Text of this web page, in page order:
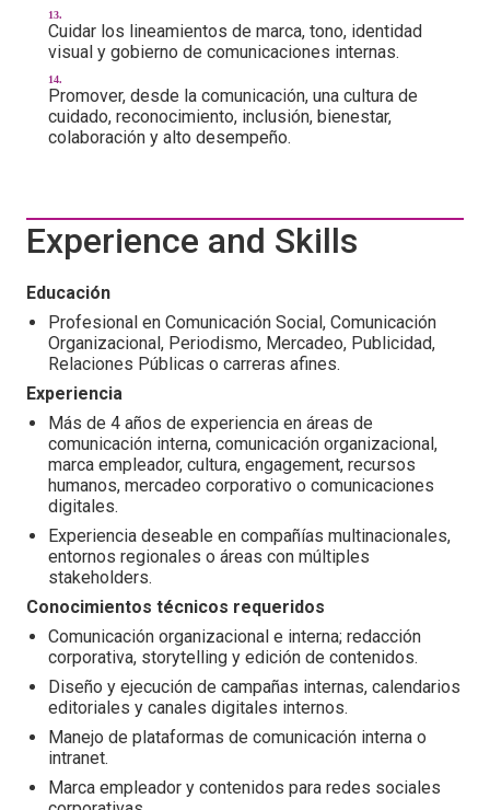
Cuidar los lineamientos de marca, tono, identidad
visual y gobierno de comunicaciones internas.
Promover, desde la comunicación, una cultura de
cuidado, reconocimiento, inclusión, bienestar,
colaboración y alto desempeño.
Experience and Skills
Educación
Profesional en Comunicación Social, Comunicación
Organizacional, Periodismo, Mercadeo, Publicidad,
Relaciones Públicas o carreras afines.
Experiencia
Más de 4 años de experiencia en áreas de
comunicación interna, comunicación organizacional,
marca empleador, cultura, engagement, recursos
humanos, mercadeo corporativo o comunicaciones
digitales.
Experiencia deseable en compañías multinacionales,
entornos regionales o áreas con múltiples
stakeholders.
Conocimientos técnicos requeridos
Comunicación organizacional e interna; redacción
corporativa, storytelling y edición de contenidos.
Diseño y ejecución de campañas internas, calendarios
editoriales y canales digitales internos.
Manejo de plataformas de comunicación interna o
intranet.
Marca empleador y contenidos para redes sociales